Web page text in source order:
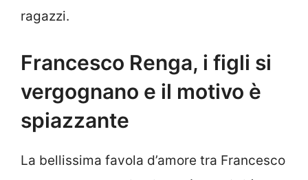
ragazzi.
Francesco Renga, i figli si
vergognano e il motivo è
spiazzante
La bellissima favola d’amore tra Francesco